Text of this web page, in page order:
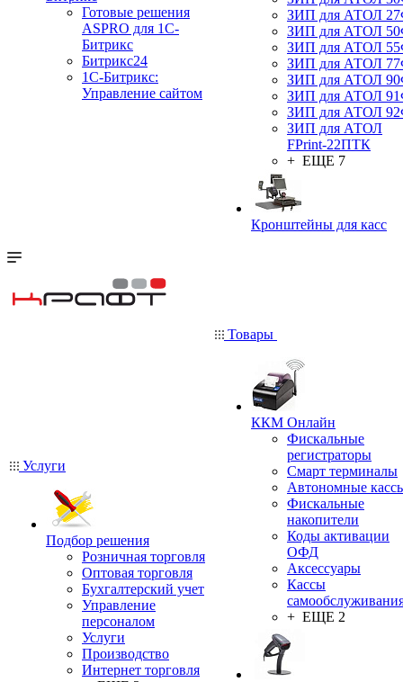
Готовые решения
ASPRO для 1С-
Битрикс
Битрикс24
1С-Битрикс:
Управление сайтом
ЗИП для АТОЛ
ЗИП для АТОЛ
ЗИП для АТОЛ
ЗИП для АТОЛ
ЗИП для АТОЛ
ЗИП для АТОЛ
ЗИП для АТОЛ
ЗИП для АТОЛ
FPrint-22ПТК
+ ЕЩЕ 7
Кронштейны для касс
Услуги
Подбор решения
Розничная торговля
Оптовая торговля
Бухгалтерский учет
Управление
персоналом
Услуги
Производство
Интернет торговля
Товары
ККМ Онлайн
Фискальные
регистраторы
Смарт терминалы
Автономные
Фискальные
накопители
Коды активации
ОФД
Аксессуары
Кассы
+ ЕЩЕ 2